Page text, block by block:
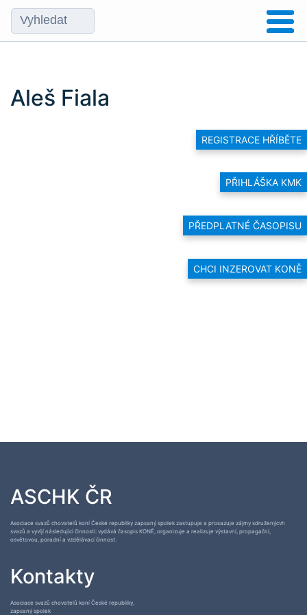
REGISTRACE HŘÍBĚTE
PŘIHLÁŠKA KMK
PŘEDPLATNÉ ČASOPISU
CHCI INZEROVAT KONĚ
Aleš Fiala
ASCHK ČR
Asociace svazů chovatelů koní České republiky zapsaný spolek zastupuje a prosazuje zájmy sdruženýcvh
svazů a vyvíjí následující činnosti: vydává časopis KONĚ, organizuje a realizuje výstavní, propagační,
osvětovou, poradní a vzdělávací činnost.
Kontakty
Asociace svazů chovatelů koní České republiky,
zapsaný spolek